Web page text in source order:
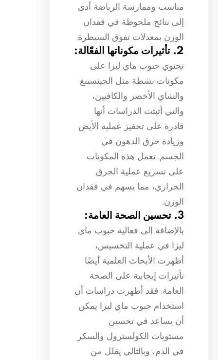
مناسب وممارسة الرياضة أدى
إلى نتائج ملحوظة في فقدان
الوزن بمعدلات تفوق السيطرة.
2. تأثيرات مكوناتها الفعّالة:
تحتوي حبوب ماي ليزا على
مكونات نشطة مثل الجينسينغ
والشاي الأخضر والكافيين،
والتي أثبتت الدراسات أنها
قادرة على تحفيز عملية الأيض
وزيادة حرق الدهون في
الجسم. تعمل هذه المكونات
على تسريع عملية الحرق
الحراري، مما يسهم في فقدان
الوزن.
3. تحسين الصحة العامة:
بالإضافة إلى فعالية حبوب ماي
ليزا في عملية التخسيس،
أظهرت الأبحاث العلمية أيضًا
تأثيرات إيجابية على الصحة
العامة. فقد أظهرت دراسات أن
استخدام حبوب ماي ليزا يمكن
أن يساعد في تحسين
مستويات الكولسترول والسكر
في الدم، وبالتالي يقلل من